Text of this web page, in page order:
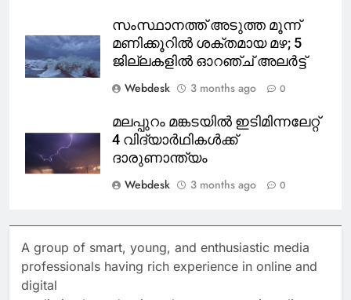
സംസ്ഥാനത്ത് അടുത്ത മൂന്ന്
മണിക്കൂറിൽ ശക്തമായ മഴ; 5
ജില്ലകളിൽ ഓറഞ്ച് അലർട്ട്
Webdesk
3 months ago 0
മലപ്പുറം മങ്കടയിൽ ഇടിമിന്നലേറ്റ്
4 വിദ്യാർഥികൾക്ക്
ദാരുണാന്ത്യം
Webdesk
3 months ago 0
A group of smart, young, and enthusiastic media
professionals having rich experience in online and
digital